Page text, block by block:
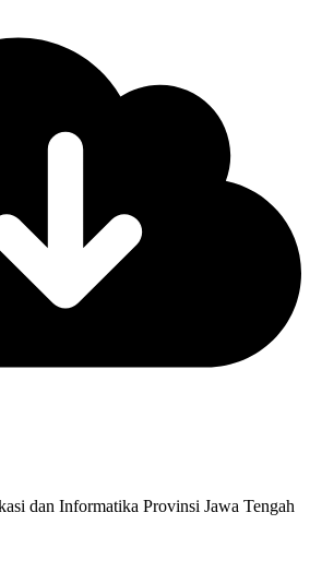
dan Informatika Provinsi Jawa Tengah